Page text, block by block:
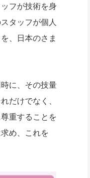
フが技術を身
タッフが個人
、日本のさま
に、その技量
だけでなく、
重することを
め、これを